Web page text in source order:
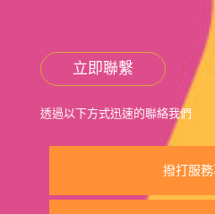
立即聯繫
透過以下方式迅速的聯絡我們
撥打服